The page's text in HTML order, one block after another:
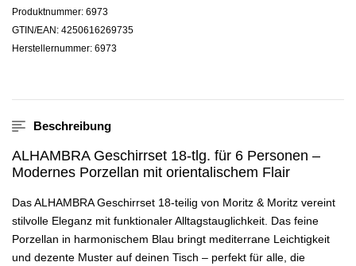
Produktnummer: 6973
GTIN/EAN: 4250616269735
Herstellernummer: 6973
Beschreibung
ALHAMBRA Geschirrset 18-tlg. für 6 Personen –
Modernes Porzellan mit orientalischem Flair
Das ALHAMBRA Geschirrset 18-teilig von Moritz & Moritz vereint
stilvolle Eleganz mit funktionaler Alltagstauglichkeit. Das feine
Porzellan in harmonischem Blau bringt mediterrane Leichtigkeit
und dezente Muster auf deinen Tisch – perfekt für alle, die